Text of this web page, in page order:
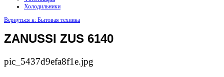
Холодильники
Вернуться к: Бытовая техника
ZANUSSI ZUS 6140
pic_5437d9efa8f1e.jpg